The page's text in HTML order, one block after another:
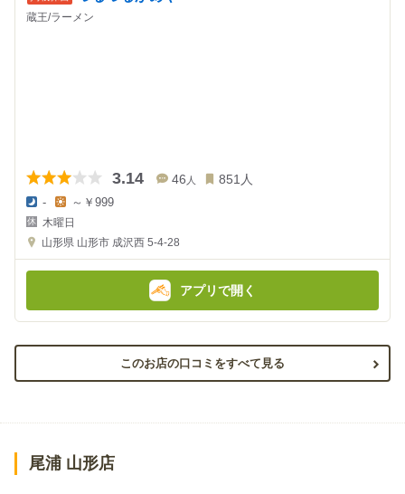
蔵王/ラーメン
3.14 46 人 851人
夜
の
金
-
昼
の
金
額
～￥999
木曜日
山形県 山形市 成沢西 5-4-28
アプリで開く
このお店の口コミをすべて見る
尾浦 山形店